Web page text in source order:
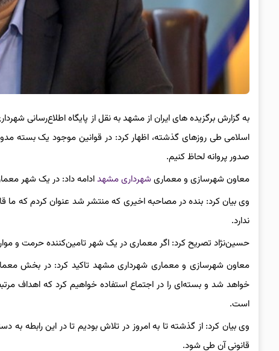
به گزارش برگزیده های ایران از مشهد به نقل از پایگاه
اسلامی طی روزهای گذشته، اظهار کرد: در قوانین موجود یک بسته
صدور پروانه لحاظ کنیم.
معاون شهرسازی و معماری شهرداری مشهدادامه داد: در یک شهر
وی بیان کرد: بنده در مصاحبه اخیری که منتشر شد عنوان کردم که ما
ندارد.
حسین‌نژاد تصریح کرد: اگر معماری در یک شهر تامین‌کننده حرمت و
معاون شهرسازی و معماری شهرداری مشهد تاکید کرد: در بخش
خواهد شد و بسته‌ای را در اجتماع استفاده خواهیم کرد که اهداف
است.
وی بیان کرد: از گذشته تا به امروز در تلاش بودیم تا در این رابطه به
قانونی آن طی شود.